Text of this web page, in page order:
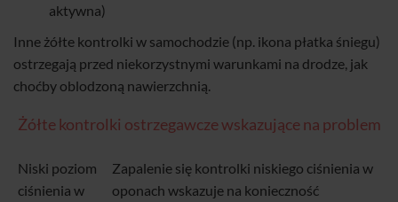
aktywna)
Inne żółte kontrolki w samochodzie (np. ikona płatka śniegu)
ostrzegają przed niekorzystnymi warunkami na drodze, jak
choćby oblodzoną nawierzchnią.
Żółte kontrolki ostrzegawcze wskazujące na problem
Niski poziom
ciśnienia w
Zapalenie się kontrolki niskiego ciśnienia w
oponach wskazuje na konieczność